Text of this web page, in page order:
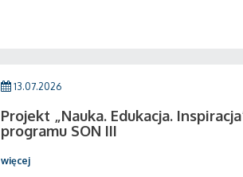
13.07.2026
Projekt „Nauka. Edukacja.
programu SON III
więcej